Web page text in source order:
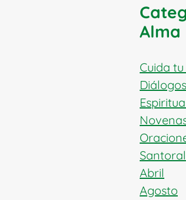
Alma
Cuida
Santoral
Abril
Agosto